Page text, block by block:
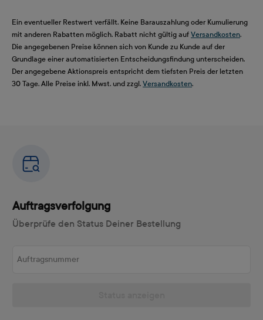
Ein eventueller Restwert verfällt. Keine Barauszahlung oder Kumulierung
mit anderen Rabatten möglich. Rabatt nicht gültig auf Versandkosten.
Die angegebenen Preise können sich von Kunde zu Kunde auf der
Grundlage einer automatisierten Entscheidungsfindung unterscheiden.
Der angegebene Aktionspreis entspricht dem tiefsten Preis der letzten
30 Tage. Alle Preise inkl. Mwst. und zzgl. Versandkosten.
Auftragsverfolgung
Überprüfe den Status Deiner Bestellung